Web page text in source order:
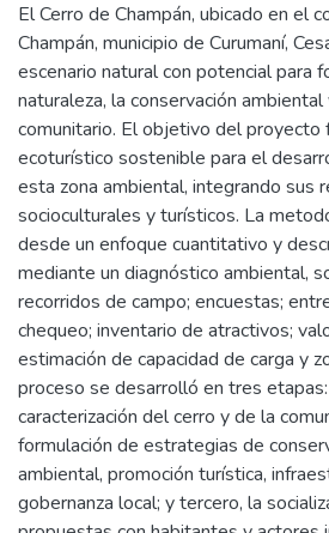
El Cerro de Champán, ubicado en el
Champán, municipio de Curumaní,
escenario natural con potencial para
naturaleza, la conservación
comunitario. El objetivo del proyecto
ecoturístico sostenible para el
esta zona ambiental, integrando sus
socioculturales y turísticos. La
desde un enfoque cuantitativo y
mediante un diagnóstico ambiental,
recorridos de campo; encuestas;
chequeo; inventario de atractivos;
estimación de capacidad de carga y
proceso se desarrolló en tres
caracterización del cerro y de la
formulación de estrategias de
ambiental, promoción turística,
gobernanza local; y tercero, la